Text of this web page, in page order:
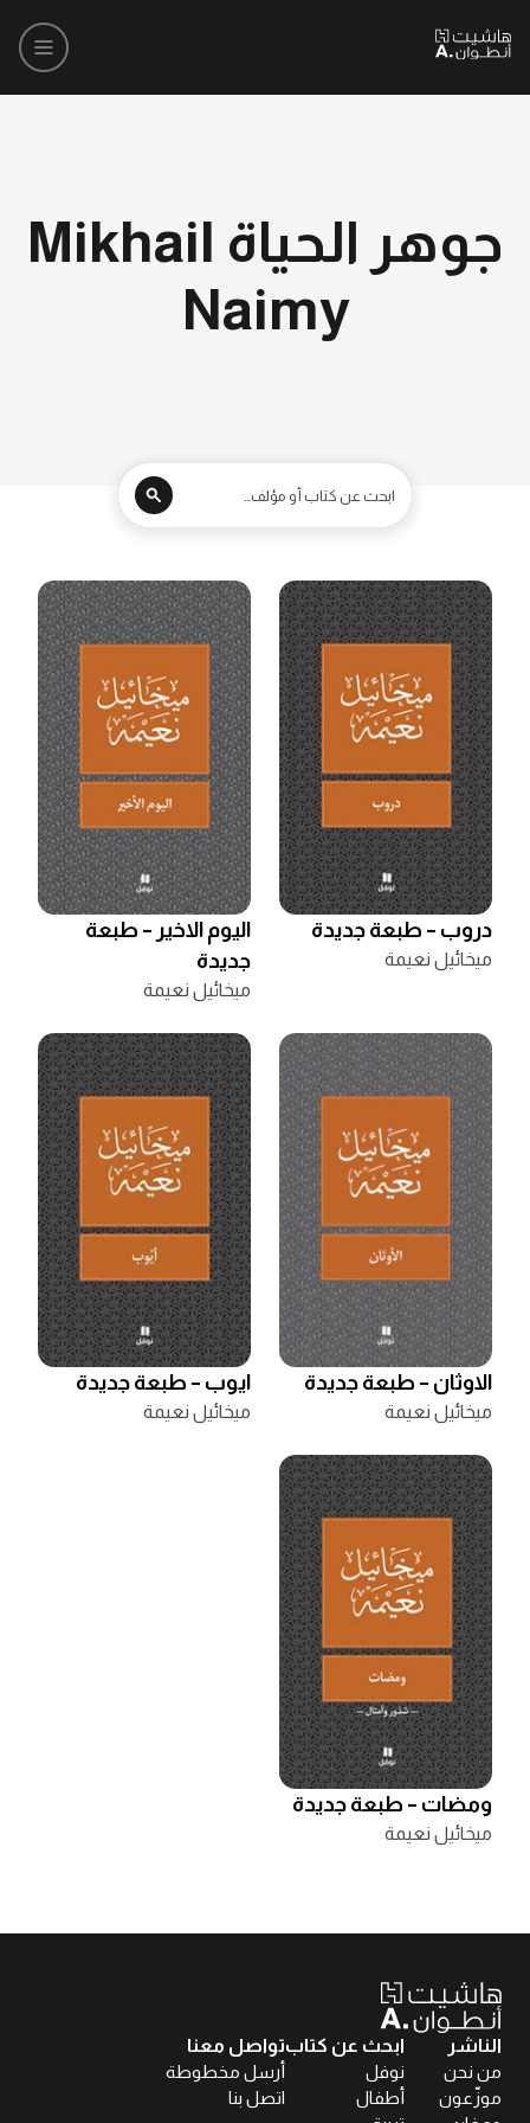
جوهر الحياة Mikhail
Naimy
دروب – طبعة جديدة
ميخائيل نعيمة
اليوم الاخير – طبعة
جديدة
ميخائيل نعيمة
الاوثان – طبعة جديدة
ميخائيل نعيمة
ايوب – طبعة جديدة
ميخائيل نعيمة
ومضات – طبعة جديدة
ميخائيل نعيمة
الناشر
من نحن
موزّعون
ابحث عن كتاب
نوفل
أطفال
تواصل معنا
أرسل مخطوطة
اتصل بنا